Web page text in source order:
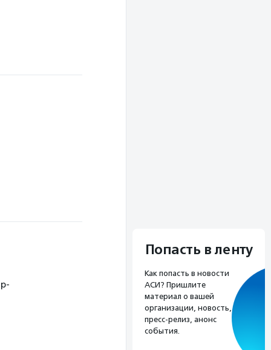
Попасть в ленту
Как попасть в новости
АСИ? Пришлите
материал о вашей
организации, новость,
пресс-релиз, анонс
события.